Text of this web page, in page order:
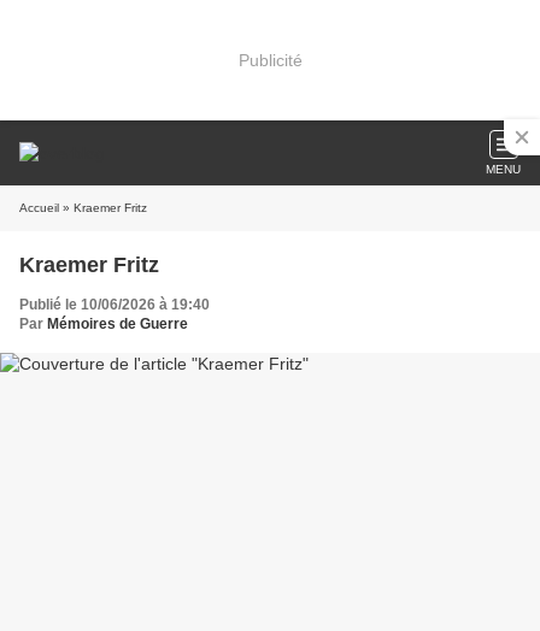
Publicité
MENU
Accueil » Kraemer Fritz
Kraemer Fritz
Publié le 10/06/2026 à 19:40
Par Mémoires de Guerre